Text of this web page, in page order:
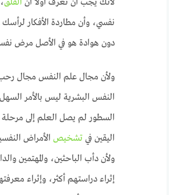
لأنك يجب أن تعرف أولًا أن القلق
نفسي، وأن مطاردة الأفكار
دون هوادة هو في الأصل مرض
ولأن مجال علم النفس مجال رحب
النفس البشرية ليس بالأمر
السطور لم يصل العلم إلى مرحلة
اليقين فيتشخيص الأمراض
ولأن دأب الباحثين، والمهتمين
إثراء دراستهم أكثر، وإثراء